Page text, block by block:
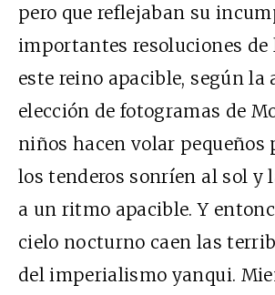
pero que reflejaban su
importantes resoluciones de
este reino apacible, según la
elección de fotogramas de
niños hacen volar pequeños
los tenderos sonríen al sol y
a un ritmo apacible. Y
cielo nocturno caen las
del imperialismo yanqui.